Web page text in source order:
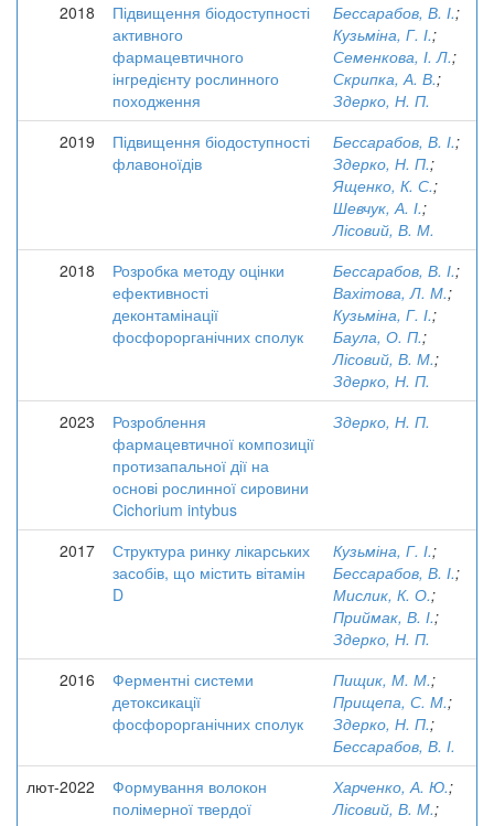
2018
Підвищення біодоступності
активного
фармацевтичного
інгредієнту рослинного
походження
Бессарабов, В. І.;
Кузьміна, Г. І.;
Семенкова, І. Л.;
Скрипка, А. В.;
Здерко, Н. П.
2019
Підвищення біодоступності
флавоноїдів
Бессарабов, В. І.;
Здерко, Н. П.;
Ященко, К. С.;
Шевчук, А. І.;
Лісовий, В. М.
2018
Розробка методу оцінки
ефективності
деконтамінації
фосфорорганічних сполук
Бессарабов, В. І.;
Вахітова, Л. М.;
Кузьміна, Г. І.;
Баула, О. П.;
Лісовий, В. М.;
Здерко, Н. П.
2023
Розроблення
фармацевтичної композиції
протизапальної дії на
основі рослинної сировини
Cichorium intybus
Здерко, Н. П.
2017
Структура ринку лікарських
засобів, що містить вітамін
D
Кузьміна, Г. І.;
Бессарабов, В. І.;
Мислик, К. О.;
Приймак, В. І.;
Здерко, Н. П.
2016
Ферментні системи
детоксикації
фосфорорганічних сполук
Пищик, М. М.;
Прищепа, С. М.;
Здерко, Н. П.;
Бессарабов, В. І.
лют-2022
Формування волокон
полімерної твердої
Харченко, А. Ю.;
Лісовий, В. М.;